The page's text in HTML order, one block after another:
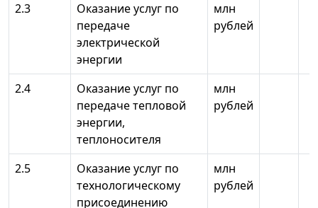
2.3
Оказание услуг по
передаче
электрической
энергии
млн
рублей
2.4
Оказание услуг по
передаче тепловой
энергии,
теплоносителя
млн
рублей
2.5
Оказание услуг по
технологическому
присоединению
млн
рублей